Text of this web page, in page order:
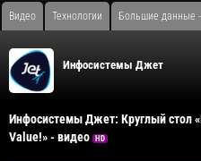
Видео Технологии Большие данные
Инфосистемы Джет
Инфосистемы Джет: Круглый стол
Value!» - видео
HD